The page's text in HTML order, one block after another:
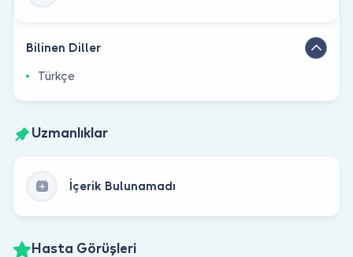
Bilinen Diller
Türkçe
Uzmanlıklar
İçerik Bulunamadı
Hasta Görüşleri